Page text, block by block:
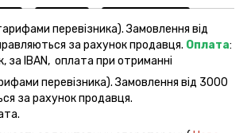
перевізника). Замовлення від
за рахунок продавця. Оплата:
за IBAN, оплата при отриманні
перевізника). Замовлення від 3000
за рахунок продавця.